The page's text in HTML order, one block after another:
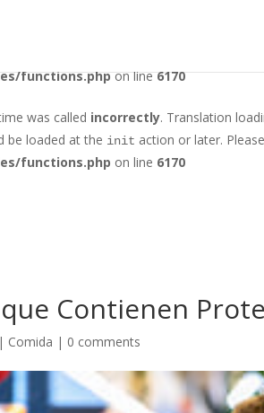
was called
at the
functions.phpon line6170
was called incorrectly. Translation
be loaded at the init action or later.
functions.php on line 6170
Contienen
| Comida | 0 comments